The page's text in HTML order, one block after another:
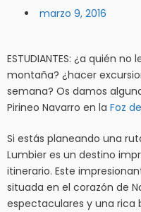
marzo 9, 2016
ESTUDIANTES: ¿a quién
montaña? ¿hacer
semana? Os damos
Pirineo Navarro en la Foz
Si estás planeando una
Lumbier es un destino
itinerario. Este
situada en el corazón de
espectaculares y una rica